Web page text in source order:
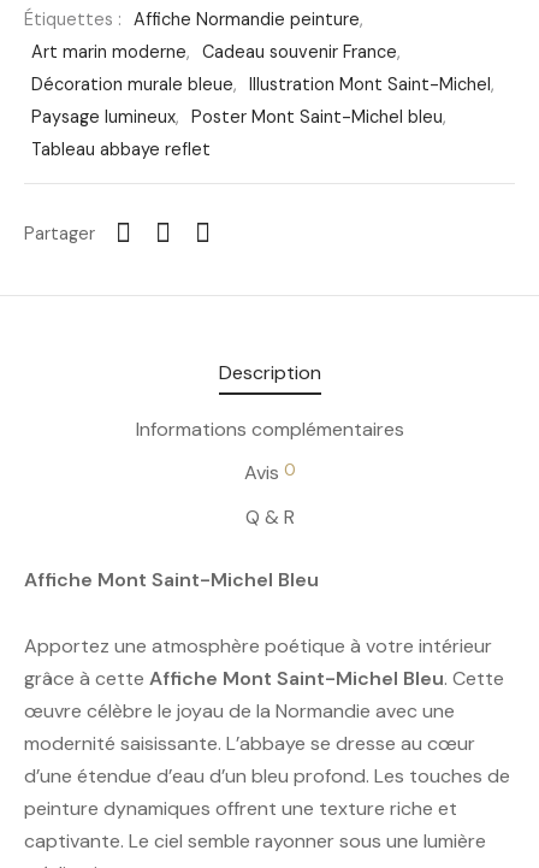
Étiquettes :
Affiche Normandie peinture,
Art marin moderne, Cadeau souvenir France,
Décoration murale bleue, Illustration Mont Saint-Michel,
Paysage lumineux, Poster Mont Saint-Michel bleu,
Tableau abbaye reflet
Partager
Description
Informations complémentaires
Avis 0
Q & R
Affiche Mont Saint-Michel Bleu
Apportez une atmosphère poétique à votre intérieur
grâce à cette Affiche Mont Saint-Michel Bleu. Cette
œuvre célèbre le joyau de la Normandie avec une
modernité saisissante. L’abbaye se dresse au cœur
d’une étendue d’eau d’un bleu profond. Les touches de
peinture dynamiques offrent une texture riche et
captivante. Le ciel semble rayonner sous une lumière